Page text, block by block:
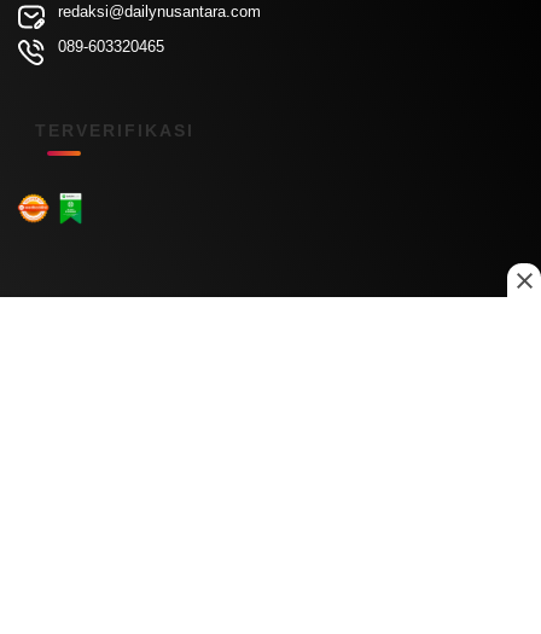
redaksi@dailynusantara.com
089-603320465
TERVERIFIKASI